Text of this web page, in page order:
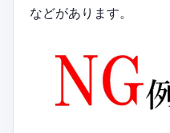
などがあります。